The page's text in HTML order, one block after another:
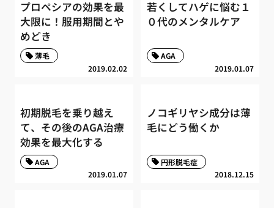
プロペシアの効果を最
大限に！服用期間とや
めどき
2019.02.02
薄毛
若くしてハゲに悩む１
０代のメンタルケア
2019.01.07
AGA
初期脱毛を乗り越え
て、その後のAGA治療
効果を最大化する
2019.01.07
AGA
ノコギリヤシ成分は薄
毛にどう働くか
2018.12.15
円形脱毛症